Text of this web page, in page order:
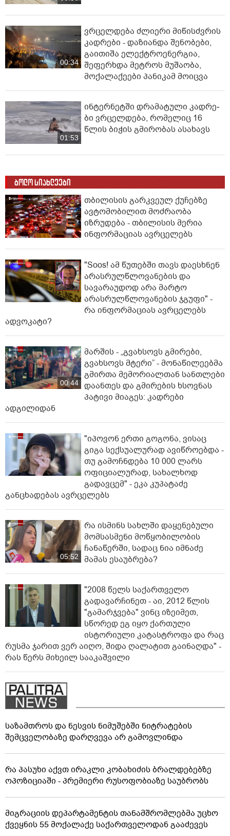
00:34
ვრცელდება ძლიერი მიწისძვრის
კადრები - დაზიანდა შენობები,
გაითიშა ელექტროენერგია,
შეფერხდა მეტროს მუშაობა,
მოქალაქეები პანიკამ მოიცვა
01:53
ინ­ტერ­ნეტ­ში დრა­მა­ტუ­ლი კად­რე­
ბი ვრცელდება, რომელიც 16
წლის ბიჭის გმირობას ასახავს
ბოლო სიახლეები
თბილისის გარკვეულ ქუჩებზე
ავტომობილით მოძრაობა
იზრუდება - თბილისის მერია
ინფორმაციას ავრცელებს
"Soos! ამ წუთებში თავს დაესხნენ
არასრულწლოვანების და
სავარაუდოდ არა მარტო
არასრულწლოვანების ჯგუფი" -
რა ინფორმაციას ავრცელებს
ადვოკატი?
00:44
მარშის - „გვახსოვს გმირები,
გვახსოვს მტერი” - მონაწილეებმა
გმირთა მემორიალთან სანთლები
დაანთეს და გმირების ხსოვნას
პატივი მიაგეს: კადრები
ადგილიდან
"იპოვონ ერთი გოგონა, ვისაც
გიგა სექსუალურად ავიწროებდა -
თუ გამოჩნდება 10 000 ლარს
ოფიციალურად, სახალხოდ
გადავცემ" - ეკა კუპატაძე
განცხადებას ავრცელებს
05:52
რა ისმინს სახლში დაყენებული
მომსასმენი მოწყობილობის
ჩანაწერში, სადაც ნია იმნაძე
მამას ესაუბრება?
"2008 წელს საქართველო
გადავარჩინეთ - აი, 2012 წლის
"გამარჯვება" ვინც იზეიმეთ,
სწორედ ეგ იყო ქართული
ისტორიული კატასტროფა და რაც
რუსმა ჯარით ვერ აიღო, შიდა ღალატით გაინაღდა" -
რას წერს მიხეილ სააკაშვილი
საზამთროს და ნესვის ნიმუშებში ნიტრატების
შემცველობაზე დარღვევა არ გამოვლინდა
რა პასუხი აქვთ ირაკლი კობახიძის ბრალდებებზე
ოპოზიციაში - პრემიერი რუსოფობიაზე საუბრობს
მიგრაციის დეპარტამენტის თანამშრომლებმა უცხო
ქვეყნის 55 მოქალაქე საქართველოდან გააძევეს